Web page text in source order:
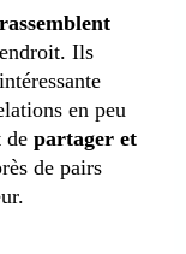
rassemblent
Ils
en peu
de partager et
de pairs